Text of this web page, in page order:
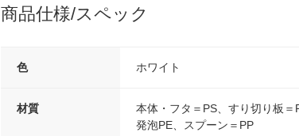
商品仕様/スペック
色 ホワイト
材質
本体・フタ＝PS、すり切り板＝
発泡PE、スプーン＝PP